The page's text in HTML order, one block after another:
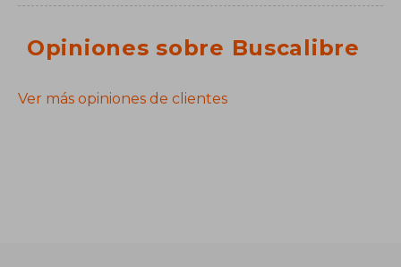
Opiniones sobre Buscalibre
Ver más opiniones de clientes